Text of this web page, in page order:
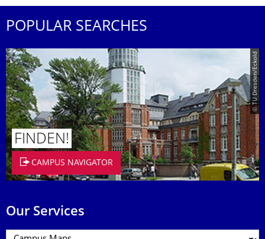
POPULAR SEARCHES
© TU Dresden/Eckold
FINDEN!
CAMPUS NAVIGATOR
Our Services